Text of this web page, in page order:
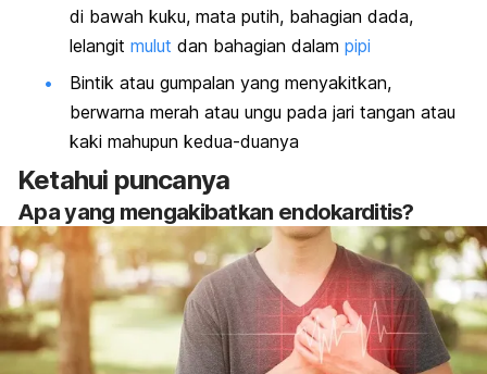
di bawah kuku, mata putih, bahagian dada,
lelangit mulut dan bahagian dalam pipi
Bintik atau gumpalan yang menyakitkan,
berwarna merah atau ungu pada jari tangan atau
kaki mahupun kedua-duanya
Ketahui puncanya
Apa yang mengakibatkan endokarditis?